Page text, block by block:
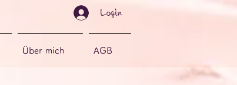
Über mich AGB
Login